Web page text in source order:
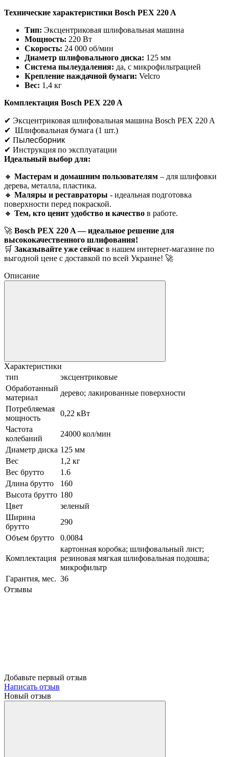
Технические характеристики Bosch PEX 220 A
Тип: Эксцентриковая шлифовальная машина
Мощность: 220 Вт
Скорость: 24 000 об/мин
Диаметр шлифовального диска: 125 мм
Система пылеудаления: да, с микрофильтрацией
Крепление наждачной бумаги: Velcro
Вес: 1,4 кг
Комплектация Bosch PEX 220 A
✔ Эксцентриковая шлифовальная машина Bosch PEX 220 A
✔ Шлифовальная бумага (1 шт.)
✔ Пылесборник
✔ Инструкция по эксплуатации
Идеальный выбор для:
🔸 Мастерам и домашним пользователям – для шлифовки
дерева, металла, пластика.
🔸 Маляры и реставраторы - идеальная подготовка
поверхности перед покраской.
🔸 Тем, кто ценит удобство и качество в работе.
🚀 Bosch PEX 220 A — идеальное решение для
высококачественного шлифования!
🛒 Заказывайте уже сейчас в нашем интернет-магазине по
выгодной цене с доставкой по всей Украине! 🚀
Описание
Характеристики
тип
эксцентриковые
Обработанный
материал
дерево; лакированные поверхности
Потребляемая
мощность
0,22 кВт
Частота
колебаний
24000 кол/мин
Диаметр диска 125 мм
Вес
1,2 кг
Вес брутто
1.6
Длина брутто
160
Высота брутто 180
Цвет
зеленый
Ширина
брутто
290
Объем брутто
0.0084
Комплектация
картонная коробка; шлифовальный лист;
резиновая мягкая шлифовальная подошва;
микрофильтр
Гарантия, мес. 36
Отзывы
Добавьте первый отзыв
Написать отзыв
Новый отзыв